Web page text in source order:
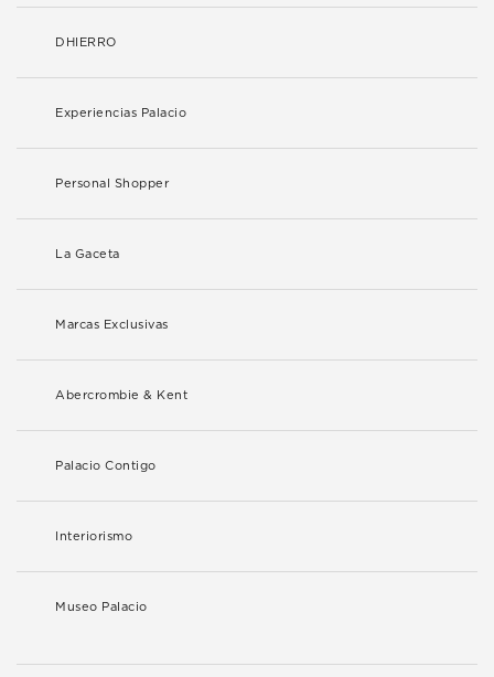
DHIERRO
Experiencias Palacio
Personal Shopper
La Gaceta
Marcas Exclusivas
Abercrombie & Kent
Palacio Contigo
Interiorismo
Museo Palacio